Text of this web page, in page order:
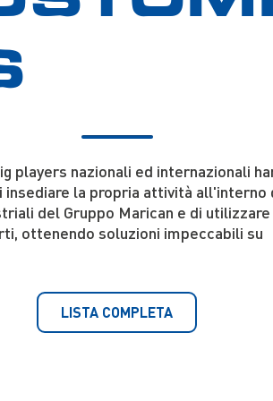
players nazionali ed internazionali
insediare la propria attività all'interno
del Gruppo Marican e di
ottenendo soluzioni impeccabili su
LISTA COMPLETA